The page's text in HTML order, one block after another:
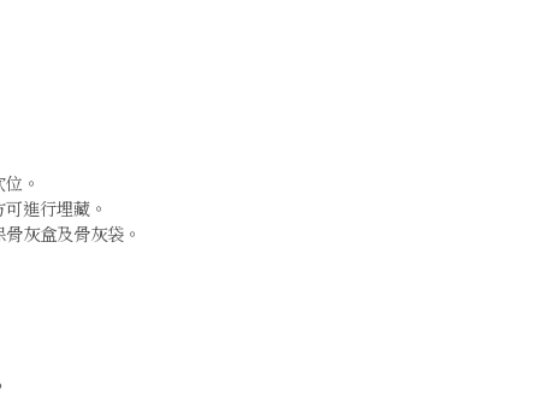
。
進行埋藏。
灰盒及骨灰袋。